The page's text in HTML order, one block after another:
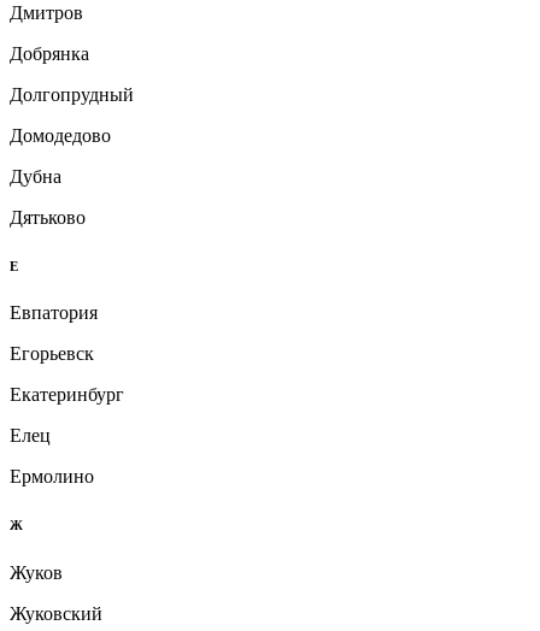
Дмитров
Добрянка
Долгопрудный
Домодедово
Дубна
Дятьково
Е
Евпатория
Егорьевск
Екатеринбург
Елец
Ермолино
Ж
Жуков
Жуковский